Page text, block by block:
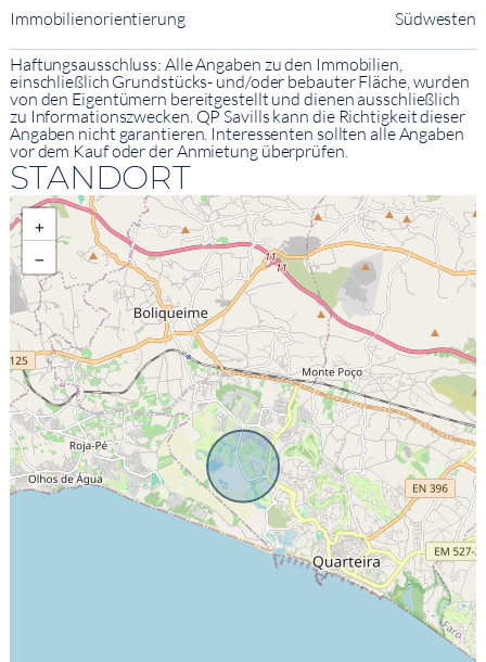
Immobilienorientierung Südwesten
Haftungsausschluss: Alle Angaben zu den Immobilien,
einschließlich Grundstücks- und/oder bebauter Fläche, wurden
von den Eigentümern bereitgestellt und dienen ausschließlich
zu Informationszwecken. QP Savills kann die Richtigkeit dieser
Angaben nicht garantieren. Interessenten sollten alle Angaben
vor dem Kauf oder der Anmietung überprüfen.
STANDORT
+
−